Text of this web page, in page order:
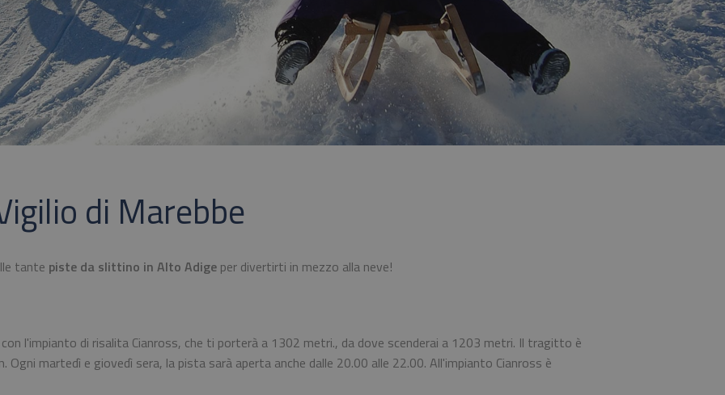
di Marebbe
tante piste da slittino in Alto Adige per divertirti in mezzo alla neve!
l'impianto di risalita Cianross, che ti porterà a 1302 metri., da dove scenderai a 1203 metri. Il tragitto è
Ogni martedì e giovedì sera, la pista sarà aperta anche dalle 20.00 alle 22.00. All'impianto Cianross è